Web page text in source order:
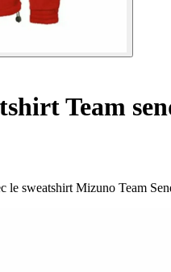
Team
le sweatshirt Mizuno Team